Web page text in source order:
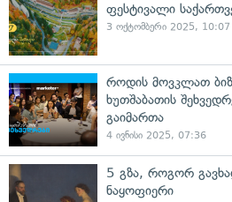
ფესტივალი
3 ოქტომბერი 2025, 10:07
როდის მოვკლათ
ხუთშაბათის
გაიმართა
4 ივნისი 2025, 07:36
5 გზა, როგორ
ნაყოფიერი